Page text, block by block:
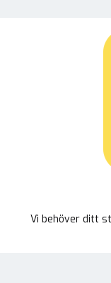
Vi behöver ditt